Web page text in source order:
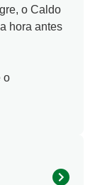
o Caldo
hora antes
o